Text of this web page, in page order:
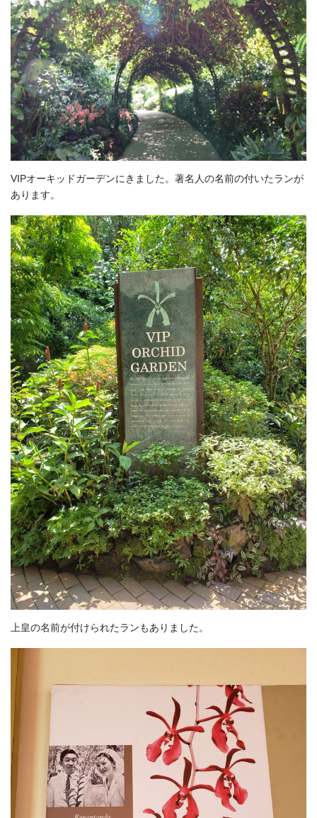
VIPオーキッドガーデンにきました。著名人の名前の付いたランが
あります。
上皇の名前が付けられたランもありました。